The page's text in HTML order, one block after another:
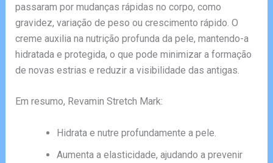
passaram por mudanças rápidas no corpo, como
gravidez, variação de peso ou crescimento rápido. O
creme auxilia na nutrição profunda da pele, mantendo-a
hidratada e protegida, o que pode minimizar a formação
de novas estrias e reduzir a visibilidade das antigas.
Em resumo, Revamin Stretch Mark:
Hidrata e nutre profundamente a pele.
Aumenta a elasticidade, ajudando a prevenir